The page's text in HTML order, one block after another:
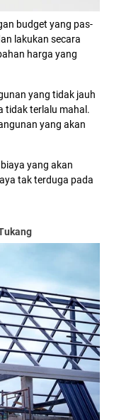
budget yang pas-
lakukan secara
harga yang
yang tidak jauh
tidak terlalu mahal.
yang akan
yang akan
tak terduga pada